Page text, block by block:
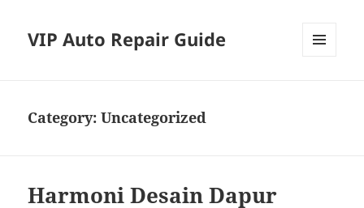
VIP Auto Repair Guide
Category:Uncategorized
Harmoni Desain Dapur